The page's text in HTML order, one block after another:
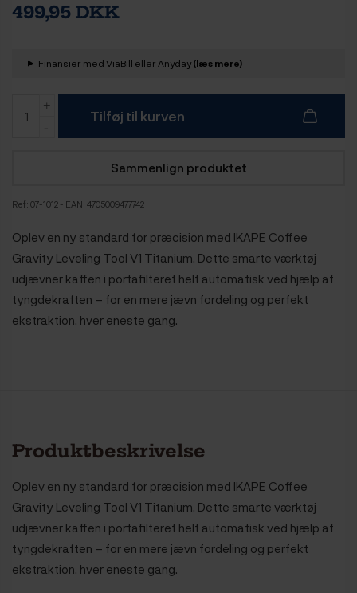
499,95 DKK
Finansier med ViaBill eller Anyday(læs mere)
Tilføj til kurven
Sammenlign produktet
Ref: 07-1012 - EAN: 4705009477742
Oplev en ny standard for præcision med IKAPE Coffee
Gravity Leveling Tool V1 Titanium. Dette smarte værktøj
udjævner kaffen i portafilteret helt automatisk ved hjælp af
tyngdekraften – for en mere jævn fordeling og perfekt
ekstraktion, hver eneste gang.
Produktbeskrivelse
Oplev en ny standard for præcision med IKAPE Coffee
Gravity Leveling Tool V1 Titanium. Dette smarte værktøj
udjævner kaffen i portafilteret helt automatisk ved hjælp af
tyngdekraften – for en mere jævn fordeling og perfekt
ekstraktion, hver eneste gang.